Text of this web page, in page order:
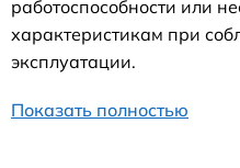
работоспособности или
характеристикам при
эксплуатации.
Показать полностью